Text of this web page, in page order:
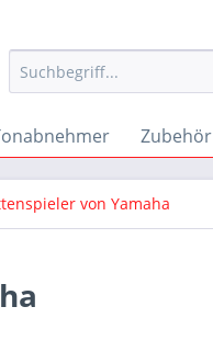
Zubehör
von Yamaha